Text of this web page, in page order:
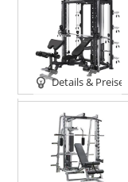
Details & Preise